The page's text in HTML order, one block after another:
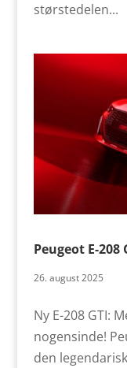
størstedelen...
Peugeot E-208
26. august 2025
Ny E-208 GTI:
nogensinde!
den